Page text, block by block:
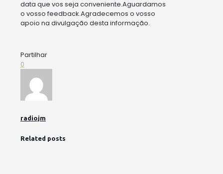
data que vos seja conveniente.Aguardamos
o vosso feedback.Agradecemos o vosso
apoio na divulgação desta informação.
Partilhar
0
radiojm
Related posts